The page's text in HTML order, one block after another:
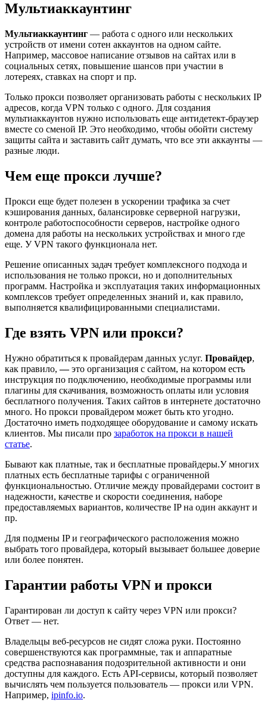
Мультиаккаунтинг
Мультиаккаунтинг — работа с одного или нескольких
устройств от имени сотен аккаунтов на одном сайте.
Например, массовое написание отзывов на сайтах или в
социальных сетях, повышение шансов при участии в
лотереях, ставках на спорт и пр.
Только прокси позволяет организовать работы с нескольких IP
адресов, когда VPN только с одного. Для создания
мультиаккаунтов нужно использовать еще антидетект-браузер
вместе со сменой IP. Это необходимо, чтобы обойти систему
защиты сайта и заставить сайт думать, что все эти аккаунты —
разные люди.
Чем еще прокси лучше?
Прокси еще будет полезен в ускорении трафика за счет
кэширования данных, балансировке серверной нагрузки,
контроле работоспособности серверов, настройке одного
домена для работы на нескольких устройствах и много где
еще. У VPN такого функционала нет.
Решение описанных задач требует комплексного подхода и
использования не только прокси, но и дополнительных
программ. Настройка и эксплуатация таких информационных
комплексов требует определенных знаний и, как правило,
выполняется квалифицированными специалистами.
Где взять VPN или прокси?
Нужно обратиться к провайдерам данных услуг. Провайдер,
как правило, —это организация с сайтом, на котором есть
инструкция по подключению, необходимые программы или
плагины для скачивания, возможность оплаты или условия
бесплатного получения. Таких сайтов в интернете достаточно
много. Но прокси провайдером может быть кто угодно.
Достаточно иметь подходящее оборудование и самому искать
клиентов. Мы писали про заработок на прокси в нашей
статье.
Бывают как платные, так и бесплатные провайдеры.У многих
платных есть бесплатные тарифы с ограниченной
функциональностью. Отличие между провайдерами состоит в
надежности, качестве и скорости соединения, наборе
предоставляемых вариантов, количестве IP на один аккаунт и
пр.
Для подмены IP и географического расположения можно
выбрать того провайдера, который вызывает большее доверие
или более понятен.
Гарантии работы VPN и прокси
Гарантирован ли доступ к сайту через VPN или прокси?
Ответ — нет.
Владельцы веб-ресурсов не сидят сложа руки. Постоянно
совершенствуются как программные, так и аппаратные
средства распознавания подозрительной активности и они
доступны для каждого. Есть API-сервисы, который позволяет
вычислять чем пользуется пользователь — прокси или VPN.
Например, ipinfo.io.